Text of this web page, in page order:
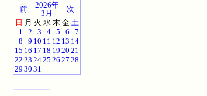
前
2026年
3月
次
日 月 火 水 木 金 土
1
2 3 4 5 6
7
8
9 10 11 12 13 14
15 16 17 18 19 20 21
22 23 2425 26 27 28
29 30 31